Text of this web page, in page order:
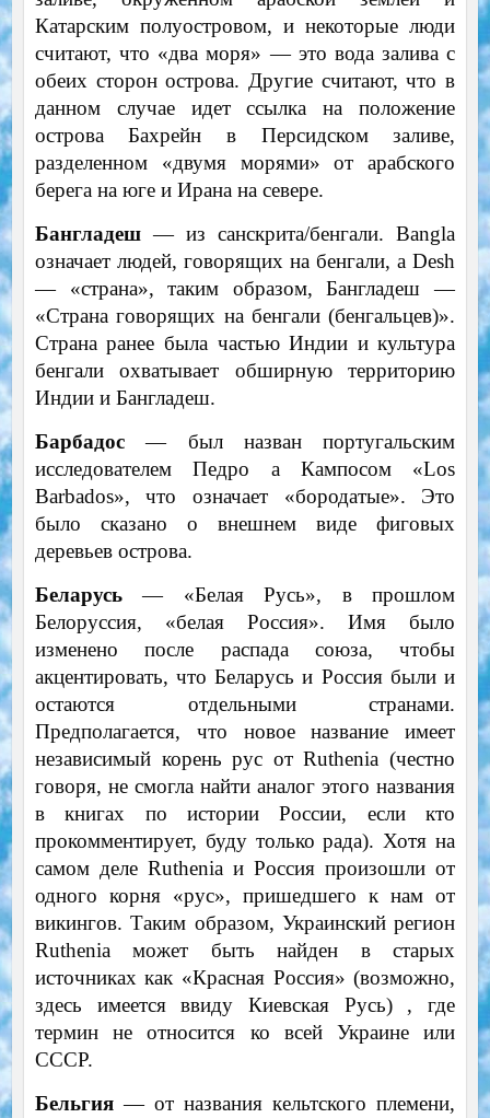
Катарским полуостровом, и некоторые люди
считают, что «два моря» — это вода залива с
обеих сторон острова. Другие считают, что в
данном случае идет ссылка на положение
острова Бахрейн в Персидском заливе,
разделенном «двумя морями» от арабского
берега на юге и Ирана на севере.
Бангладеш— из санскрита/бенгали. Bangla
означает людей, говорящих на бенгали, а Desh
— «страна», таким образом, Бангладеш —
«Страна говорящих на бенгали (бенгальцев)».
Страна ранее была частью Индии и культура
бенгали охватывает обширную территорию
Индии и Бангладеш.
Барбадос— был назван португальским
исследователем Педро а Кампосом «Los
Barbados», что означает «бородатые». Это
было сказано о внешнем виде фиговых
деревьев острова.
Беларусь— «Белая Русь», в прошлом
Белоруссия, «белая Россия». Имя было
изменено после распада союза, чтобы
акцентировать, что Беларусь и Россия были и
остаются отдельными странами.
Предполагается, что новое название имеет
независимый корень рус от Ruthenia (честно
говоря, не смогла найти аналог этого названия
в книгах по истории России, если кто
прокомментирует, буду только рада). Хотя на
самом деле Ruthenia и Россия произошли от
одного корня «рус», пришедшего к нам от
викингов. Таким образом, Украинский регион
Ruthenia может быть найден в старых
источниках как «Красная Россия» (возможно,
здесь имеется ввиду Киевская Русь) , где
термин не относится ко всей Украине или
СССР.
Бельгия— от названия кельтского племени,